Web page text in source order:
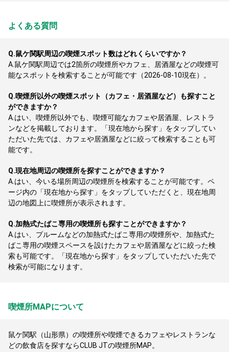
よくある質問
Q.鼠ケ関駅周辺の喫煙スポット数はどれくらいですか？
A. 鼠ケ関駅周辺では2箇所の喫煙所やカフェ、居酒屋などの喫煙可
能なスポットを検索することが可能です（2026-08-10現在）。
Q.喫煙所以外の喫煙スポット（カフェ・居酒屋など）も探すこと
ができますか？
A. はい、喫煙所以外でも、喫煙可能なカフェや居酒屋、レストラ
ンなどを掲載しております。「現在地から探す」をタップしてい
ただいた先では、カフェや居酒屋などに絞って検索することも可
能です。
Q.現在地周辺の喫煙所を探すことができますか？
A. はい、今いる場所周辺の喫煙所を検索することが可能です。ペ
ージ内の「現在地から探す」をタップしていただくと、現在地周
辺の地図上に喫煙所が表示されます。
Q.加熱式たばこ専用の喫煙所も探すことができますか？
A. はい、プルームなどの加熱式たばこ専用の喫煙所や、加熱式た
ばこ専用の喫煙スペースを設けたカフェや居酒屋などに絞った検
索も可能です。「現在地から探す」をタップしていただいた先で
検索が可能になります。
喫煙所MAPについて
鼠ケ関駅（山形県）の喫煙所や喫煙できるカフェやレストランな
どの飲食店を探すならCLUB JTの喫煙所MAP。